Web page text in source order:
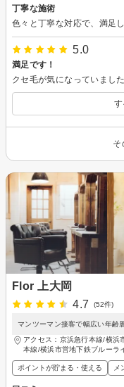
丁寧な施術
5.0
満足です！
クセ毛が気になっていまし
そ
Flor 上大岡
4.7
(52件)
マンツーマン接客で幅広い年齢
アクセス：京浜急行本線/横浜
本線/横浜市営地下鉄ブルーラ
ポイントが貯まる・使える メ